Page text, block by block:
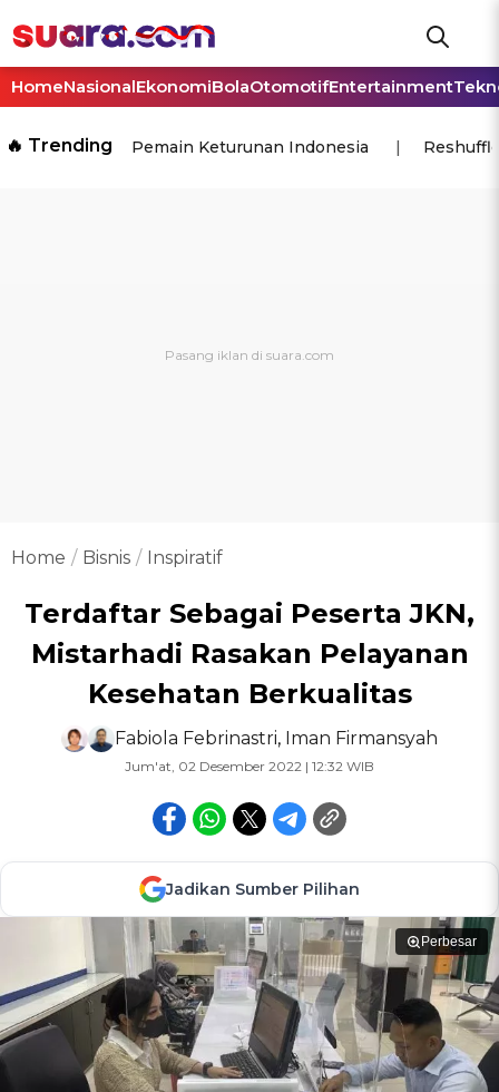
HomeNasionalEkonomiBolaOtomotifEntertainment
🔥 Trending Pemain Keturunan Indonesia
Home Bisnis Inspiratif
Terdaftar Sebagai Peserta JKN,
Mistarhadi Rasakan Pelayanan
Kesehatan Berkualitas
Fabiola Febrinastri, Iman Firmansyah
Jum'at, 02 Desember 2022 | 12:32 WIB
Jadikan Sumber Pilihan
Perbesar